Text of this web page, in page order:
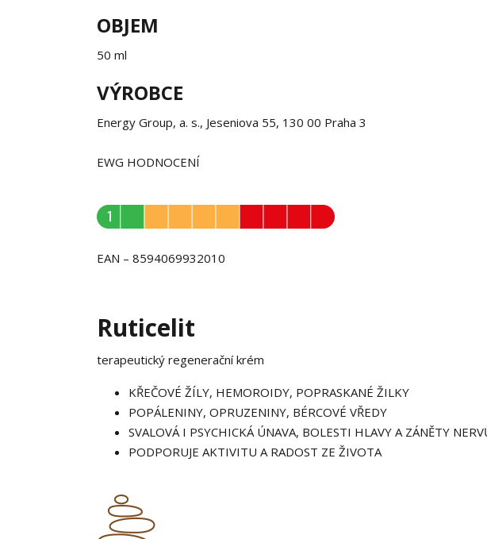
OBJEM
50 ml
VÝROBCE
Energy Group, a. s., Jeseniova 55, 130 00 Praha 3
EWG HODNOCENÍ
EAN – 8594069932010
Ruticelit
terapeutický regenerační krém
KŘEČOVÉ ŽÍLY, HEMOROIDY, POPRASKANÉ ŽILKY
POPÁLENINY, OPRUZENINY, BÉRCOVÉ VŘEDY
SVALOVÁ I PSYCHICKÁ ÚNAVA, BOLESTI HLAVY A ZÁNĚTY
PODPORUJE AKTIVITU A RADOST ZE ŽIVOTA